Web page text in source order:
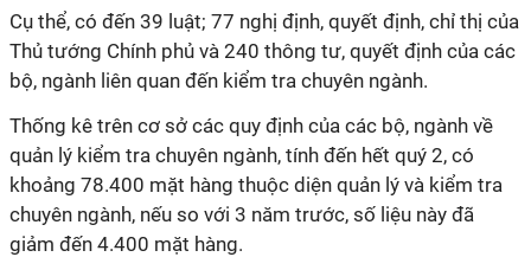
Cụ thể, có đến 39 luật; 77 nghị định, quyết định, chỉ thị của
Thủ tướng Chính phủ và 240 thông tư, quyết định của các
bộ, ngành liên quan đến kiểm tra chuyên ngành.
Thống kê trên cơ sở các quy định của các bộ, ngành về
quản lý kiểm tra chuyên ngành, tính đến hết quý 2, có
khoảng 78.400 mặt hàng thuộc diện quản lý và kiểm tra
chuyên ngành, nếu so với 3 năm trước, số liệu này đã
giảm đến 4.400 mặt hàng.